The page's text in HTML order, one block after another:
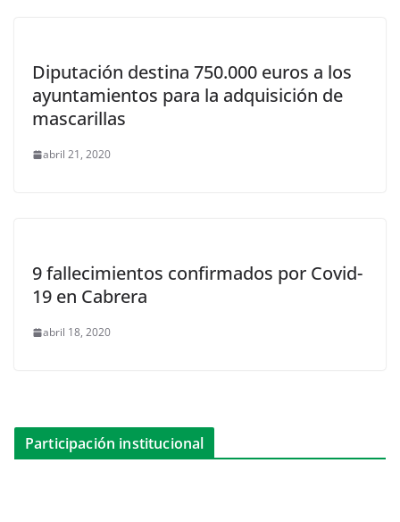
Diputación destina 750.000 euros a los
ayuntamientos para la adquisición de
mascarillas
abril 21, 2020
9 fallecimientos confirmados por Covid-
19 en Cabrera
abril 18, 2020
Participación institucional